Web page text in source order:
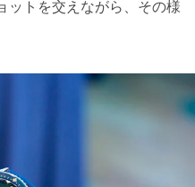
ットを交えながら、その様